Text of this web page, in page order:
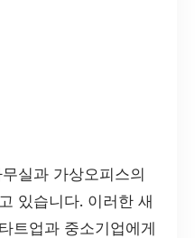
실과 가상오피스의
있습니다. 이러한 새
트업과 중소기업에게